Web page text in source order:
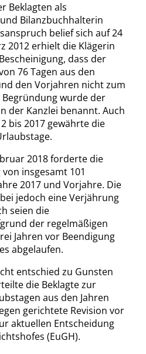
Beklagten als
Bilanzbuchhalterin
belief sich auf 24
2012 erhielt die Klägerin
dass der
76 Tagen aus den
den Vorjahren nicht zum
Begründung wurde der
der Kanzlei benannt. Auch
bis 2017 gewährte die
2018 forderte die
insgesamt 101
2017 und Vorjahre. Die
jedoch eine Verjährung
seien die
der regelmäßigen
Jahren vor Beendigung
abgelaufen.
entschied zu Gunsten
die Beklagte zur
aus den Jahren
gerichtete Revision vor
aktuellen Entscheidung
(EuGH).